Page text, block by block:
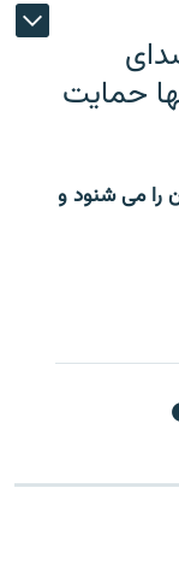
حمایت
را می شنود و